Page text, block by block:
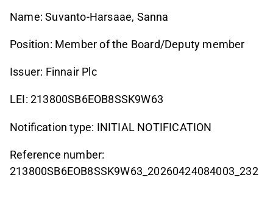
Name: Suvanto-Harsaae, Sanna
Position: Member of the Board/Deputy member
Issuer: Finnair Plc
LEI: 213800SB6EOB8SSK9W63
Notification type: INITIAL NOTIFICATION
Reference number:
213800SB6EOB8SSK9W63_20260424084003_232